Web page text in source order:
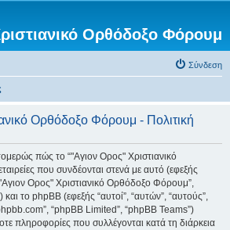
Ορθόδοξο Φόρουμ
Σύνδεση
Ορθόδοξο Φόρουμ - Πολιτική
πώς το “"Αγιον Ορος" Χριστιανικό
που συνδέονται στενά με αυτό (εφεξής
“"Αγιον Ορος" Χριστιανικό Ορθόδοξο Φόρουμ”,
το phpBB (εφεξής “αυτοί”, “αυτών”, “αυτούς”,
“phpBB Limited”, “phpBB Teams”)
πληροφορίες που συλλέγονται κατά τη διάρκεια